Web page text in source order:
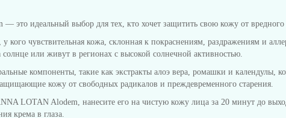
это идеальный выбор для тех, кто хочет защитить свою кожу от вредного
у кого чувствительная кожа, склонная к покраснениям, раздражениям и
или живут в регионах с высокой солнечной активностью.
компоненты, такие как экстракты алоэ вера, ромашки и
кожу от свободных радикалов и преждевременного старения.
LOTAN Alodem, нанесите его на чистую кожу лица за 20 минут до
крема в глаза.